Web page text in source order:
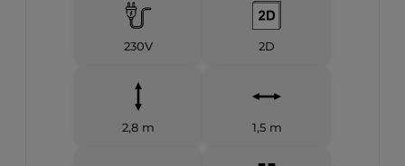
230V 2D
2,8 m 1,5 m